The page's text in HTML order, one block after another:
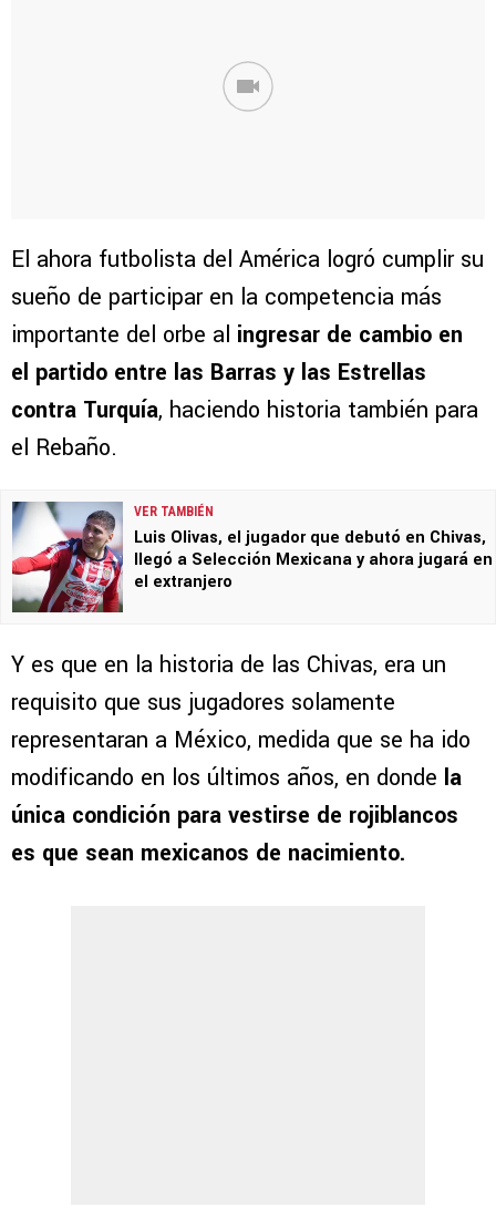
El ahora futbolista del América logró cumplir su
sueño de participar en la competencia más
importante del orbe al ingresar de cambio en
el partido entre las Barras y las Estrellas
contra Turquía, haciendo historia también para
el Rebaño.
VER TAMBIÉN
Luis Olivas, el jugador que debutó en Chivas,
llegó a Selección Mexicana y ahora jugará en
el extranjero
Y es que en la historia de las Chivas, era un
requisito que sus jugadores solamente
representaran a México, medida que se ha ido
modificando en los últimos años, en donde la
única condición para vestirse de rojiblancos
es que sean mexicanos de nacimiento.